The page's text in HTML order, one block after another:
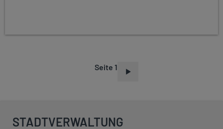
Seite 1
STADTVERWALTUNG